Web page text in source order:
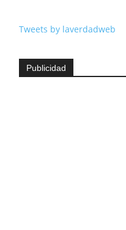
Tweets by laverdadweb
Publicidad